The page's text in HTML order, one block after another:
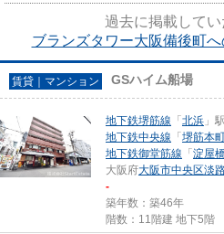
過去に掲載してい
ブランズタワー大阪備後町
賃貸｜マンション GSハイム船場
地下鉄堺筋線 「 北浜 」
地下鉄中央線 「 堺筋本
地下鉄御堂筋線 「 淀屋
大阪府大阪市中央区淡
-
築年数：築46年
階数：11階建 地下5階